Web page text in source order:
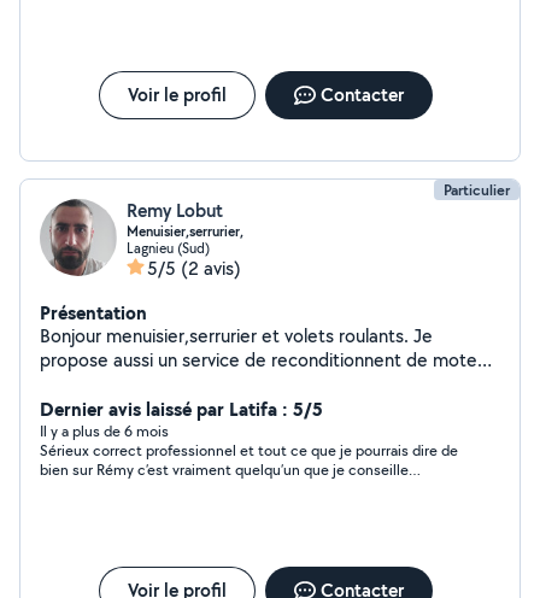
Voir le profil Contacter
Particulier
Remy Lobut
Menuisier,serrurier,
Lagnieu (Sud)
5/5 (2 avis)
Présentation
Bonjour menuisier,serrurier et volets roulants. Je
propose aussi un service de reconditionnent de moteur
consciencieux.
Dernier avis laissé par Latifa : 5/5
Il y a plus de 6 mois
Sérieux correct professionnel et tout ce que je pourrais dire de
bien sur Rémy c’est vraiment quelqu’un que je conseille
Voir le profil Contacter